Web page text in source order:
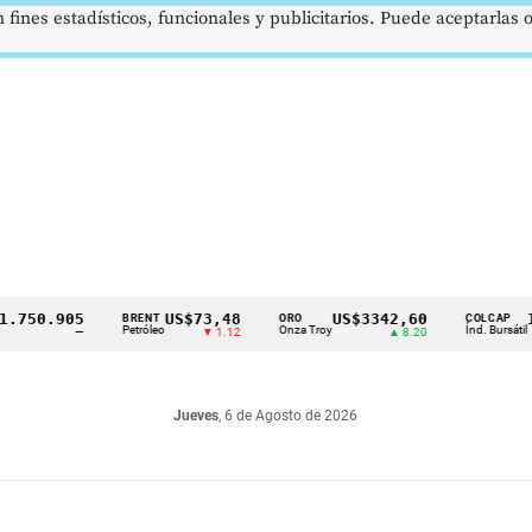
BRENT
Petróleo
US$73,48
▼ 1.12
ORO
Onza Troy
US$3342,60 COLCAP
Índ. Bursátil
Jueves, 6 de Agosto de 2026
estadísticos, funcionales y publicitarios. Puede aceptarlas